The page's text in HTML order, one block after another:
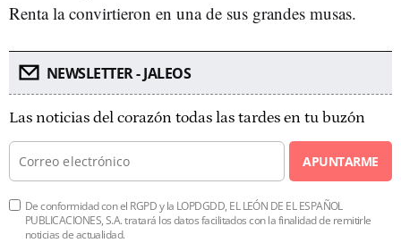
Renta la convirtieron en una de sus grandes musas.
NEWSLETTER - JALEOS
Las noticias del corazón todas las tardes en tu buzón
APUNTARME
De conformidad con el RGPD y la LOPDGDD, EL LEÓN DE EL ESPAÑOL
PUBLICACIONES, S.A. tratará los datos facilitados con la finalidad de remitirle
noticias de actualidad.